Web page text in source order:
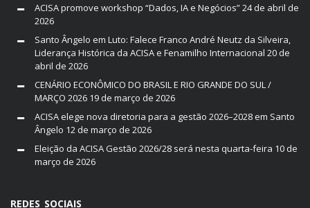
ACISA promove workshop “Dados, IA e Negócios”24 de abril de
2026
Santo Ângelo em Luto: Falece Franco André Neutz da Silveira,
Liderança Histórica da ACISA e Fenamilho Internacional 20 de
abril de 2026
CENÁRIO ECONÔMICO DO BRASIL E RIO GRANDE DO SUL /
MARÇO 2026 19 de março de 2026
ACISA elege nova diretoria para a gestão 2026–2028 em Santo
Ângelo 12 de março de 2026
Eleição da ACISA Gestão 2026/28 será nesta quarta-feira 10 de
março de 2026
REDES SOCIAIS